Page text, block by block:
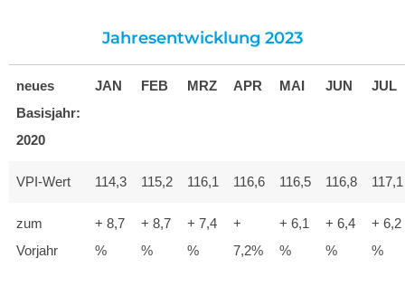
Jahresentwicklung 2023
neues
Basisjahr:
2020
JAN FEB MRZ APR MAI JUN JUL
VPI-Wert 114,3 115,2 116,1 116,6 116,5 116,8 117,1
zum
Vorjahr
+ 8,7
%
+ 8,7
%
+ 7,4
%
+
7,2%
+ 6,1
%
+ 6,4
%
+ 6,2
%